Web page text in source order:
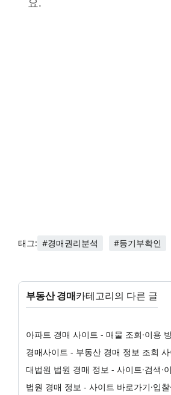
태그: #경매권리분석 #등기부확인
부동산 경매카테고리의 다른 글